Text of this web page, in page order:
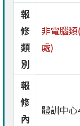
報
修
類
別
非電腦
處)
報
修
內
體訓中